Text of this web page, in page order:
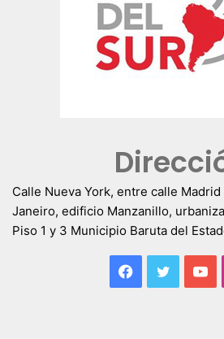
Calle Nueva York, entre calle
Janeiro, edificio Manzanillo,
Piso 1 y 3 Municipio Baruta del
Facebook
Twitter